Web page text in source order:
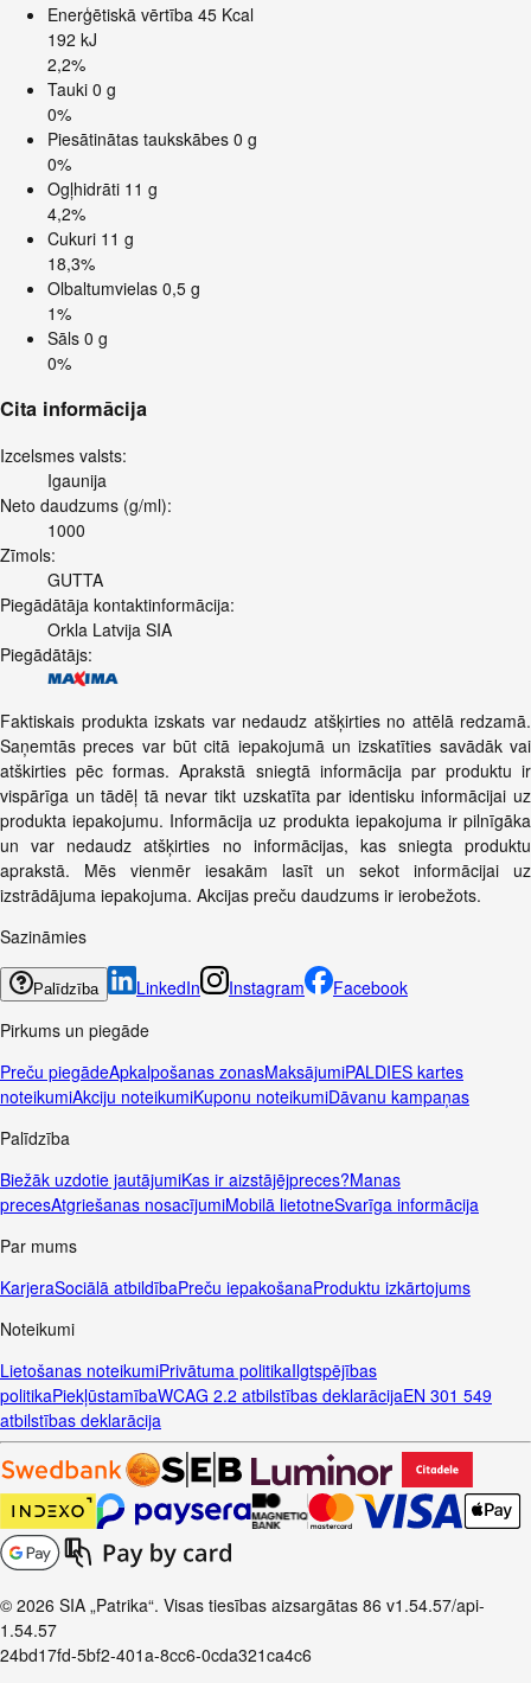
Enerģētiskā vērtība 45 Kcal
192 kJ
2,2%
Tauki 0 g
0%
Piesātinātas taukskābes 0 g
0%
Ogļhidrāti 11 g
4,2%
Cukuri 11 g
18,3%
Olbaltumvielas 0,5 g
1%
Sāls 0 g
0%
Cita informācija
Izcelsmes valsts:
Igaunija
Neto daudzums (g/ml):
1000
Zīmols:
GUTTA
Piegādātāja kontaktinformācija:
Orkla Latvija SIA
Piegādātājs:
Faktiskais produkta izskats var nedaudz atšķirties no attēlā redzamā.
Saņemtās preces var būt citā iepakojumā un izskatīties savādāk vai
atškirties pēc formas. Aprakstā sniegtā informācija par produktu ir
vispārīga un tādēļ tā nevar tikt uzskatīta par identisku informācijai uz
produkta iepakojumu. Informācija uz produkta iepakojuma ir pilnīgāka
un var nedaudz atšķirties no informācijas, kas sniegta produktu
aprakstā. Mēs vienmēr iesakām lasīt un sekot informācijai uz
izstrādājuma iepakojuma. Akcijas preču daudzums ir ierobežots.
Sazināmies
Palīdzība LinkedIn Instagram
Facebook
Pirkums un piegāde
Preču piegādeApkalpošanas zonasMaksājumiPALDIES kartes
noteikumiAkciju noteikumiKuponu noteikumiDāvanu kampaņas
Palīdzība
Biežāk uzdotie jautājumiKas ir aizstājējpreces?Manas
precesAtgriešanas nosacījumiMobilā lietotneSvarīga informācija
Par mums
KarjeraSociālā atbildībaPreču iepakošanaProduktu izkārtojums
Noteikumi
Lietošanas noteikumiPrivātuma politikaIlgtspējības
politikaPiekļūstamībaWCAG 2.2 atbilstības deklarācijaEN 301 549
atbilstības deklarācija
© 2026 SIA „Patrika“. Visas tiesības aizsargātas 86 v1.54.57/api-
1.54.57
24bd17fd-5bf2-401a-8cc6-0cda321ca4c6